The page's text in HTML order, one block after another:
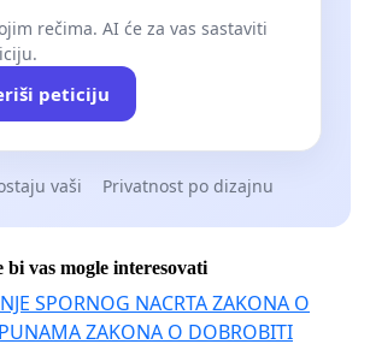
rečima. AI će za vas sastaviti
peticiju
vaši Privatnost po dizajnu
vas mogle interesovati
SPORNOG NACRTA ZAKONA O
ZAKONA O DOBROBITI